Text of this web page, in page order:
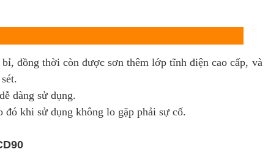
đồng thời còn được sơn thêm lớp tĩnh điện cao cấp, và
dàng sử dụng.
khi sử dụng không lo gặp phải sự cố.